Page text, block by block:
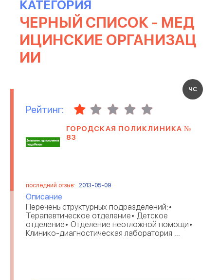
ПОЛИГРАФИЯ И
ИЗДАТЕЛЬСТВО
ТУРИЗМ
БАНКИ БЫТОВАЯ ТЕХНИКА
ЛЕГКАЯ ПРОМЫШЛЕННОСТЬ АГЕНТСТВА И КОМПАНИИ
МАРКЕТИНГОВЫЕ АГЕНСТВА
ОТЕЛИ ЭЛЕКТРОННЫЕ ПРИБОРЫ
ОТЗЫВЫ О РАБОТОДАТЕЛЯХ ИНТЕРНЕТ ТРЕЙДИНГ
КАТЕГОРИЯ
ЧЕРНЫЙ СПИСОК - МЕД
ИЦИНСКИЕ ОРГАНИЗАЦ
ИИ
ЧС
Рейтинг:
ГОРОДСКАЯ ПОЛИКЛИНИКА №
83
последний отзыв: 2013-05-09
Описание
Перечень структурных подразделений:•
Терапевтическое отделение• Детское
отделение• Отделение неотложной помощи•
Клинико-диагностическая лаборатория ...